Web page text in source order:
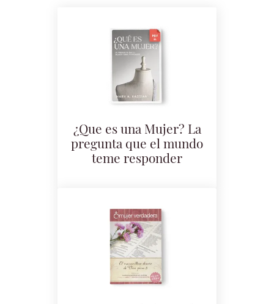
¿Que es una Mujer? La
pregunta que el mundo
teme responder